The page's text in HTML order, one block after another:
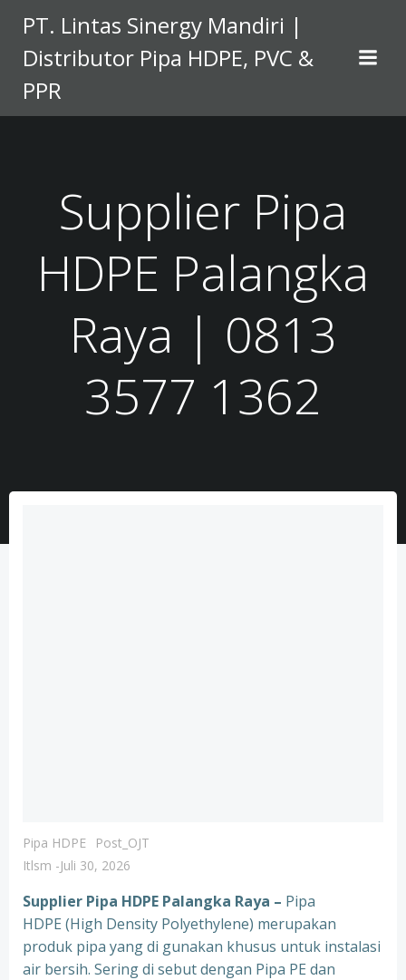
to
content
PT. Lintas Sinergy Mandiri |
Distributor Pipa HDPE, PVC &
PPR
Supplier Pipa
HDPE Palangka
Raya | 0813
3577 1362
Pipa HDPE
Post_OJT
Itlsm -Juli 30, 2026
Supplier Pipa HDPE Palangka Raya – Pipa
HDPE (High Density Polyethylene) merupakan
produk pipa yang di gunakan khusus untuk instalasi
air bersih. Sering di sebut dengan Pipa PE dan